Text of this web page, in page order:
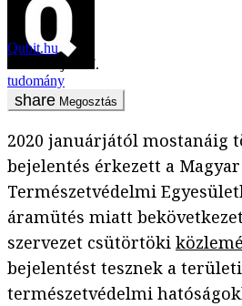
Qubit.hu
2021. május 27.
tudomány
Megosztás
2020 januárjától mostanáig
bejelentés érkezett a
Természetvédelmi
áramütés miatt
szervezet csütörtöki
bejelentést tesznek a
természetvédelmi